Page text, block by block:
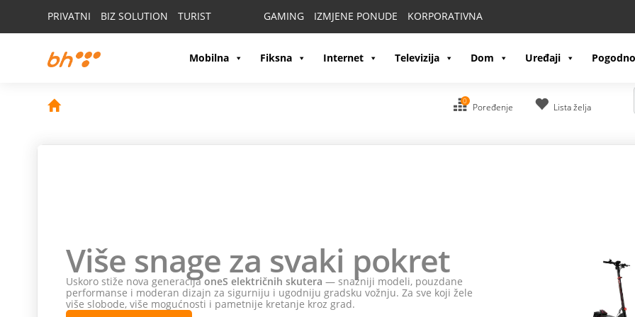
PRIVATNI BIZ SOLUTION TURIST GAMING IZMJENE PONUDE KORPORATIVNA
Mobilna Fiksna Internet Televizija Dom Uređaji
0
Poređenje Lista želja
Više snage za svaki pokret
Uskoro stiže nova generacijaoneS električnih skutera — snažniji modeli, pouzdane
performanse i moderan dizajn za sigurniju i ugodniju gradsku vožnju. Za sve koji žele
više slobode, više mogućnosti i pametnije kretanje kroz grad.